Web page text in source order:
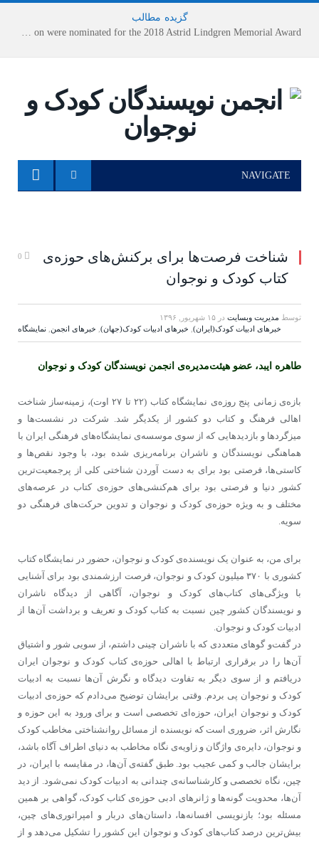
گزیده مطالب
NAVIGATE
شناخت فرصت‌ها برای برکنش‌های حوزه‌ی
کتاب کودک و نوجوان
توسط مدیریت وبسایت در ۱۵ شهریور, ۱۳۹۶
خبرهای ادبیات کودک(ایران) خبرهای ادبیات کودک(جهان) خبرهای انجمن نمایشگاه
طاهره ایبد، عضو هیئت‌مدیره‌ی انجمن نویسندگان کودک و نوجوان
بازه‌ی زمانی پنج روزه‌ی نمایشگاه کتاب (۲۲ تا ۲۷ اوت)، زمینه‌ساز شناخت
اهالی فرهنگ و کتاب دو کشور از یکدیگر شد. شرکت در نشست‌ها و
میزگردها و بازدید‌هایی که از سوی موسسه‌ی نمایشگاه‌های فرهنگی ایران با
هماهنگی نویسندگان و ناشران برنامه‌ریزی شده بود، با وجود نقص‌ها و
کاستی‌ها، فرصتی بود برای به دست آوردن شناختی کلی از پرجمعیت‌ترین
کشور دنیا و فرصتی بود برای هم‌کنشی‌های حوزه‌ی کتاب در عرصه‌های
مختلف و به ویژه حوزه‌ی کودک و نوجوان و تدوین حرکت‌های فرهنگی دو
سویه.
برای من، به عنوان یک نویسنده‌ی کودک و نوجوان، حضور در نمایشگاه کتاب
کشوری با ۳۷۰ میلیون کودک و نوجوان، فرصت ارزشمندی بود برای آشنایی
با ویژگی‌های کتاب‌‌های کودک و نوجوان، آگاهی از دیدگاه ناشران
و نویسندگان کشور چین نسبت به کتاب کودک و تعریف و برداشت آن‌ها از
ادبیات کودک و نوجوان.
در گفت‌و گوهای متعددی که با ناشران چینی داشتم، از سویی شور و اشتیاق
آن‌ها را در برقراری ارتباط با اهالی حوزه‌ی کتاب کودک و نوجوان ایران
دریافتم و از سوی دیگر به تفاوت دیدگاه و نگرش آن‌ها نسبت به ادبیات
کودک و نوجوان پی بردم. وقتی برایشان توضیح می‌دادم که حوزه‌ی ادبیات
کودک و نوجوان ایران، حوزه‌ای تخصصی است و برای ورود به این حوزه و
نگارش اثر، ضروری است که نویسنده از مسائل روانشناختی مخاطب کودک
و نوجوان، دایره‌ی واژگان و زاویه‌ی نگاه مخاطب به دنیای اطراف آگاه باشد،
برایشان جالب و کمی عجیب بود. طبق گفته‌ی آن‌ها، در مقایسه با ایران، در
چین، نگاه تخصصی و کارشناسانه‌ی چندانی به ادبیات کودک نمی‌شود. از دید
آن‌ها، محدویت گونه‌ها و ژانرهای ادبی حوزه‌ی کتاب کودک، گواهی بر همین
مسئله بود؛ بازنویسی افسانه‌ها، داستان‌های دربار و امپراتوری‌های چین،
بیش‌ترین درصد کتاب‌های کودک و نوجوان این کشور را تشکیل می‌دهد و از